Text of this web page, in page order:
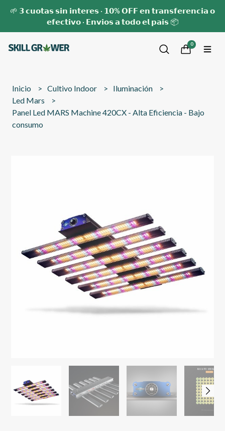
🌱 𝟯 𝗰𝘂𝗼𝘁𝗮𝘀 𝘀𝗶𝗻 𝗶𝗻𝘁𝗲𝗿𝗲𝘀 · 𝟭𝟬% 𝗢𝗙𝗙 𝗲𝗻 𝘁𝗿𝗮𝗻𝘀𝗳𝗲𝗿𝗲𝗻𝗰𝗶𝗮 𝗼
𝗲𝗳𝗲𝗰𝘁𝗶𝘃𝗼 · 𝗘𝗻𝘃𝗶𝗼𝘀 𝗮 𝘁𝗼𝗱𝗼 𝗲𝗹 𝗽𝗮𝗶𝘀 📦
0
Inicio Cultivo Indoor
Iluminación
Led Mars
Panel Led MARS Machine 420CX - Alta Eficiencia - Bajo
consumo